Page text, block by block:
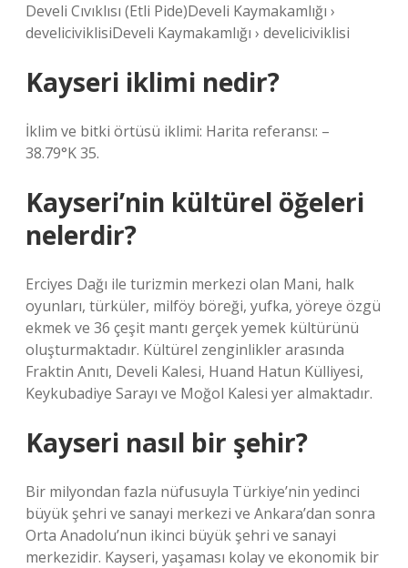
Develi Cıvıklısı (Etli Pide)Develi Kaymakamlığı ›
develiciviklisiDeveli Kaymakamlığı › develiciviklisi
Kayseri iklimi nedir?
İklim ve bitki örtüsü iklimi: Harita referansı: –
38.79°K 35.
Kayseri’nin kültürel öğeleri
nelerdir?
Erciyes Dağı ile turizmin merkezi olan Mani, halk
oyunları, türküler, milföy böreği, yufka, yöreye özgü
ekmek ve 36 çeşit mantı gerçek yemek kültürünü
oluşturmaktadır. Kültürel zenginlikler arasında
Fraktin Anıtı, Develi Kalesi, Huand Hatun Külliyesi,
Keykubadiye Sarayı ve Moğol Kalesi yer almaktadır.
Kayseri nasıl bir şehir?
Bir milyondan fazla nüfusuyla Türkiye’nin yedinci
büyük şehri ve sanayi merkezi ve Ankara’dan sonra
Orta Anadolu’nun ikinci büyük şehri ve sanayi
merkezidir. Kayseri, yaşaması kolay ve ekonomik bir